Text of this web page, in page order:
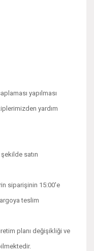
yapılması
yardım
satın
siparişinin 15:00'e
teslim
planı değişikliği ve